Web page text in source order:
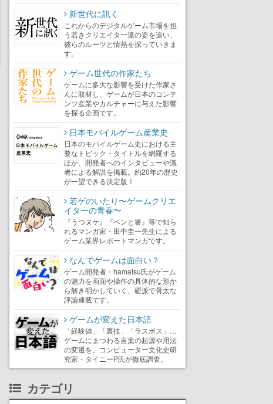
新世代に訊く
これからのデジタルゲーム市場を担
う若きクリエイター達の姿を追い、
彼らのルーツと情熱を探っていきま
す。
ゲーム世代の作家たち
ゲームに多大な影響を受けた作家さ
んに取材し、ゲームが日本のコンテ
ンツ産業やカルチャーに与えた影響
を探る企画です。
日本モバイルゲーム産業史
日本のモバイルゲーム史における主
要なトピック・タイトルを網羅する
ほか、開発者へのインタビューや識
者による解説を掲載。約20年の歴史
が一望できる決定版！
若ゲのいたり〜ゲームクリエ
イターの青春〜
『うつヌケ』『ペンと箸』等で知ら
れるマンガ家・田中圭一先生による
ゲーム業界レポートマンガです。
なんでゲームは面白い？
ゲーム開発者・hamatsu氏がゲーム
の魅力を画面や操作の具体的な形か
ら解き明かしていく、硬派で骨太な
評論連載です。
ゲームが変えた日本語
「経験値」「裏技」「ラスボス」…
ゲームにまつわる言葉の起源や用法
の変遷を、コンピューター文化史研
究家・タイニーP氏が徹底調査。
カテゴリ